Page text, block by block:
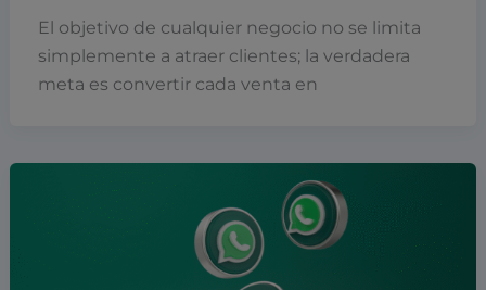
El objetivo de cualquier negocio no se limita
simplemente a atraer clientes; la verdadera
meta es convertir cada venta en